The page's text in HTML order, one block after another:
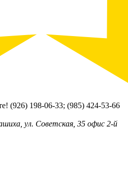
(926) 198-06-33; (985) 424-53-66
ул. Советская, 35 офис 2-й